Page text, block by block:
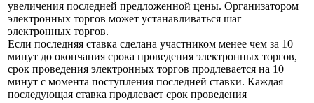
увеличения последней предложенной цены. Организатором
электронных торгов может устанавливаться шаг
электронных торгов.
Если последняя ставка сделана участником менее чем за 10
минут до окончания срока проведения электронных торгов,
срок проведения электронных торгов продлевается на 10
минут с момента поступления последней ставки. Каждая
последующая ставка продлевает срок проведения